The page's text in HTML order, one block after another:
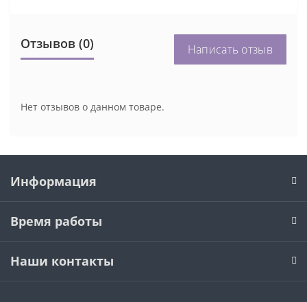
Отзывов (0) Написать отзыв
Нет отзывов о данном товаре.
Информация
Время работы
Наши контакты